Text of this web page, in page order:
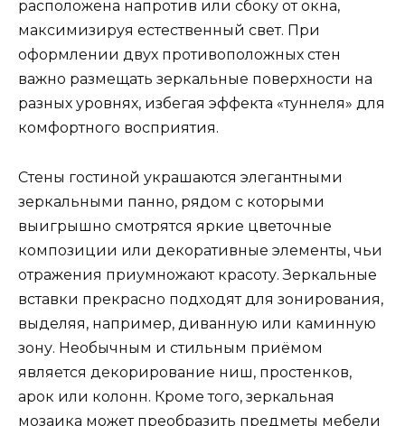
расположена напротив или сбоку от окна,
максимизируя естественный свет. При
оформлении двух противоположных стен
важно размещать зеркальные поверхности на
разных уровнях, избегая эффекта «туннеля» для
комфортного восприятия.
Стены гостиной украшаются элегантными
зеркальными панно, рядом с которыми
выигрышно смотрятся яркие цветочные
композиции или декоративные элементы, чьи
отражения приумножают красоту. Зеркальные
вставки прекрасно подходят для зонирования,
выделяя, например, диванную или каминную
зону. Необычным и стильным приёмом
является декорирование ниш, простенков,
арок или колонн. Кроме того, зеркальная
мозаика может преобразить предметы мебели